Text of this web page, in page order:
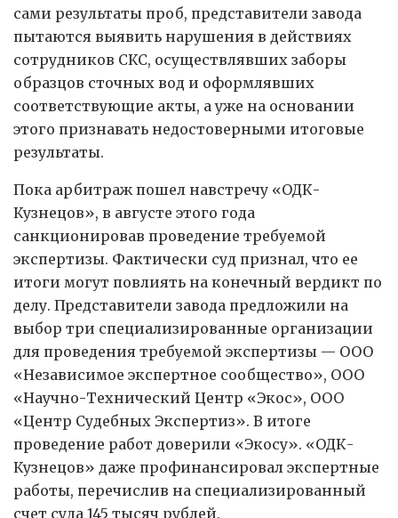
сами результаты проб, представители завода
пытаются выявить нарушения в действиях
сотрудников СКС, осуществлявших заборы
образцов сточных вод и оформлявших
соответствующие акты, а уже на основании
этого признавать недостоверными итоговые
результаты.
Пока арбитраж пошел навстречу «ОДК-
Кузнецов», в августе этого года
санкционировав проведение требуемой
экспертизы. Фактически суд признал, что ее
итоги могут повлиять на конечный вердикт по
делу. Представители завода предложили на
выбор три специализированные организации
для проведения требуемой экспертизы — ООО
«Независимое экспертное сообщество», ООО
«Научно-Технический Центр «Экос», ООО
«Центр Судебных Экспертиз». В итоге
проведение работ доверили «Экосу». «ОДК-
Кузнецов» даже профинансировал экспертные
работы, перечислив на специализированный
счет суда 145 тысяч рублей.